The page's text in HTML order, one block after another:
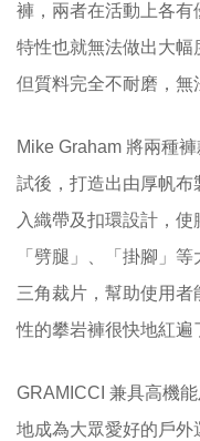
褲，兩者在活動上各
特性也就無法做出大幅
但質料完全不耐磨，無
Mike Graham 將兩種
試後，打造出由厚帆
入織帶及扣環設計，
「劈腿」、「掛腳」
三角裁片，幫助使用
性的攀岩褲很快地紅遍
GRAMICCI 兼具高機
地成為大眾愛好的戶外